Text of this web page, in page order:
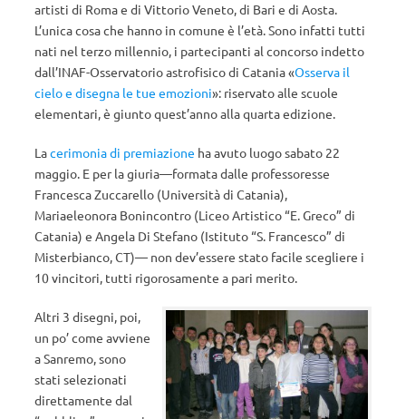
artisti di Roma e di Vittorio Veneto, di Bari e di Aosta.
L’unica cosa che hanno in comune è l’età. Sono infatti tutti
nati nel terzo millennio, i partecipanti al concorso indetto
dall’INAF-Osservatorio astrofisico di Catania «Osserva il
cielo e disegna le tue emozioni»: riservato alle scuole
elementari, è giunto quest’anno alla quarta edizione.
Lacerimonia di premiazione ha avuto luogo sabato 22
maggio. E per la giuria—formata dalle professoresse
Francesca Zuccarello (Università di Catania),
Mariaeleonora Bonincontro (Liceo Artistico “E. Greco” di
Catania) e Angela Di Stefano (Istituto “S. Francesco” di
Misterbianco, CT)— non dev’essere stato facile scegliere i
10 vincitori, tutti rigorosamente a pari merito.
Altri 3 disegni, poi,
un po’ come avviene
a Sanremo, sono
stati selezionati
direttamente dal